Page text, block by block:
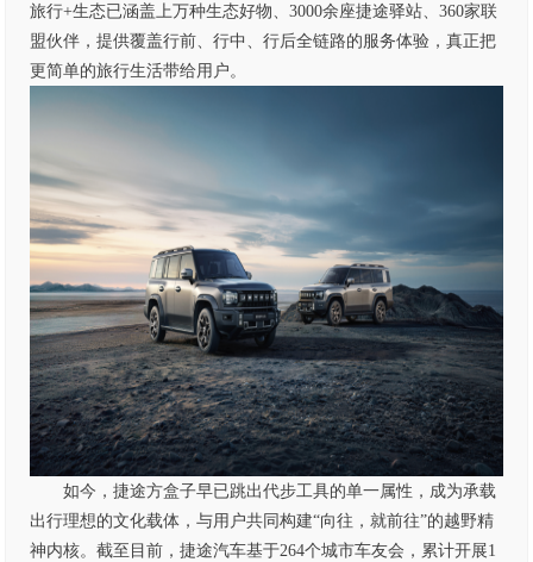
旅行+生态已涵盖上万种生态好物、3000余座捷途驿站、360家联
盟伙伴，提供覆盖行前、行中、行后全链路的服务体验，真正把
更简单的旅行生活带给用户。
如今，捷途方盒子早已跳出代步工具的单一属性，成为承载
出行理想的文化载体，与用户共同构建“向往，就前往”的越野精
神内核。截至目前，捷途汽车基于264个城市车友会，累计开展1